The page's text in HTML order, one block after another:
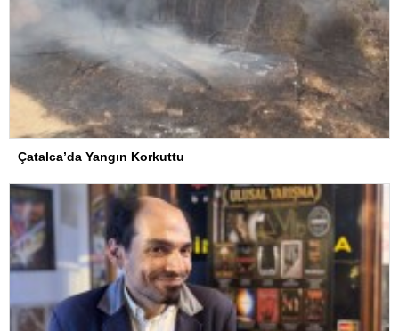
Çatalca’da Yangın Korkuttu